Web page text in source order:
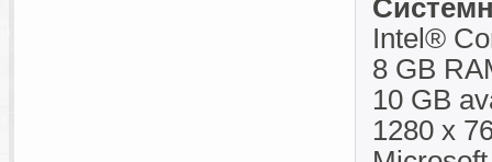
внесение
стороне, пока они
Улучшенная
Новые локальные
Новые фильтры:
Release Notes
Особенности
Intel®
8 GB
10 GB
1280 x